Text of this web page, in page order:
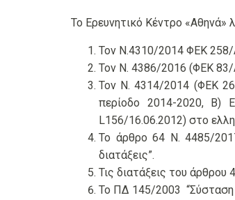
Το Ερευνητικό Κέντρο «Αθηνά»
Τον Ν.4310/2014 ΦΕΚ 258/
Τον Ν. 4386/2016 (ΦΕΚ 83/
Τον Ν. 4314/2014 (ΦΕΚ
περίοδο 2014-2020, Β)
L156/16.06.2012) στο
Το άρθρο 64 Ν. 4485/
διατάξεις”.
Τις διατάξεις του
Το ΠΔ 145/2003 “Σύσταση